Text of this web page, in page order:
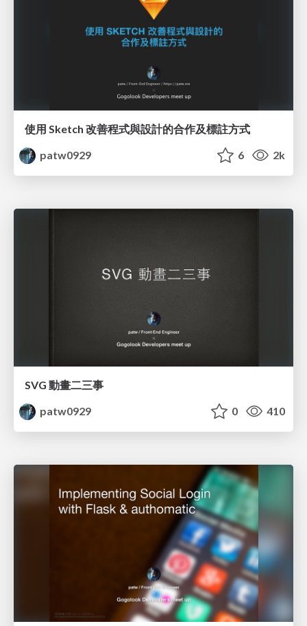
使用 Sketch 改善程式與設計的合作及標註方式
patw0929
6 2k
SVG 動畫二三事
patw0929
0 410